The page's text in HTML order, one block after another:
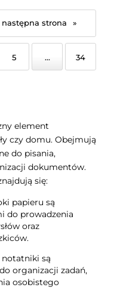
5 ... 34
»
element
czy domu. Obejmują
do pisania,
dokumentów.
się:
papieru są
do prowadzenia
oraz
są
organizacji zadań,
osobistego